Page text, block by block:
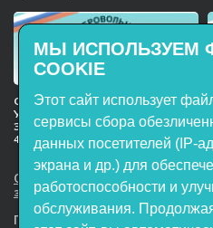
Сертификат соответствия
Учебное оборудование, марки
ЭнергияЛаб ТУ 32.99.53–001–
47627947–2021 Серийный выпуск
ООО НТП «ЭнергияЛаб». Все
защищены.
Представленная на сайте
МЫ ИСПОЛЬЗУЕМ
COOKIE
Этот сайт использует
сервисы сбора
данных посетителей (IP-
экрана и др.) для
работоспособности и
обслуживания.